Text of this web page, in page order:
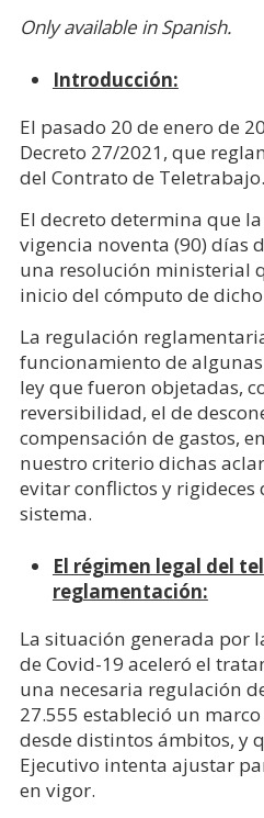
Only available in Spanish.
Introducción:
El pasado 20 de enero de
Decreto 27/2021, que
del Contrato de Teletrabajo.
El decreto determina que
vigencia noventa (90) días
una resolución ministerial
inicio del cómputo de
La regulación
funcionamiento de
ley que fueron objetadas,
reversibilidad, el de
compensación de gastos,
nuestro criterio dichas
evitar conflictos y
sistema.
El régimen legal del
reglamentación:
La situación generada por
de Covid-19 aceleró el
una necesaria regulación
27.555 estableció un
desde distintos ámbitos, y
Ejecutivo intenta ajustar
en vigor.